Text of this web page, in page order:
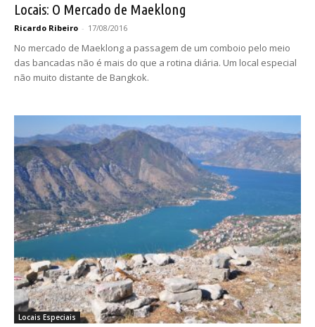
Locais: O Mercado de Maeklong
Ricardo Ribeiro - 17/08/2016
No mercado de Maeklong a passagem de um comboio pelo meio
das bancadas não é mais do que a rotina diária. Um local especial
não muito distante de Bangkok.
Locais Especiais